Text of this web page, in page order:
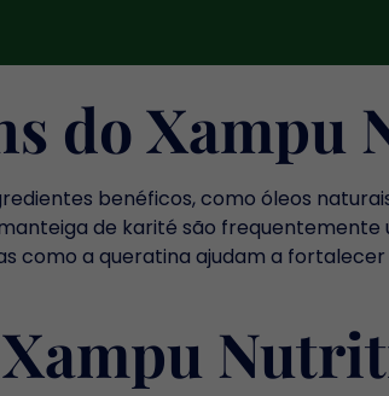
do Xampu
benéficos, como óleos
de karité são frequentemente
como a queratina ajudam a